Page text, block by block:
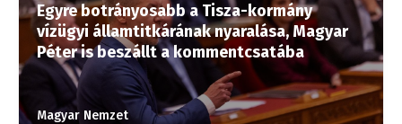
Egyre botrányosabb a Tisza-kormány
vízügyi államtitkárának nyaralása, Magyar
Péter is beszállt a kommentcsatába
Magyar Nemzet